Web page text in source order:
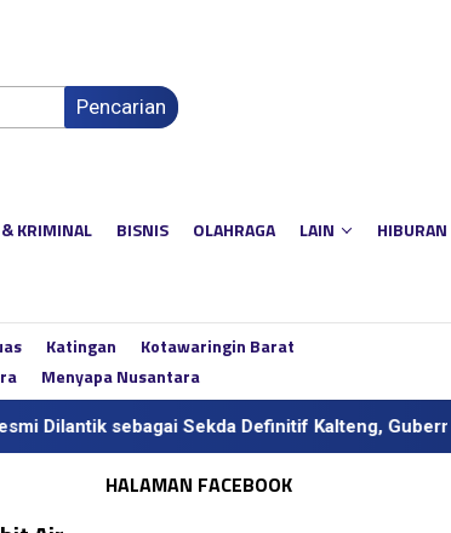
Pencarian
KRIMINAL BISNIS OLAHRAGA LAIN HIBURAN
Katingan
Kotawaringin Barat
Menyapa Nusantara
sebagai Sekda Definitif Kalteng, Gubernur
HALAMAN FACEBOOK